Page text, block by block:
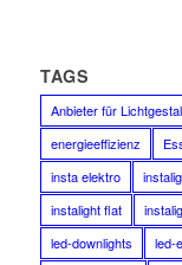
TAGS
Anbieter für
energieeffizienz
insta elektro
instalight flat
led-downlights
led-